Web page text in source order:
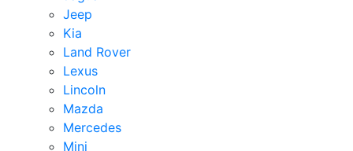
Jeep
Kia
Land Rover
Lexus
Lincoln
Mazda
Mercedes
Mini